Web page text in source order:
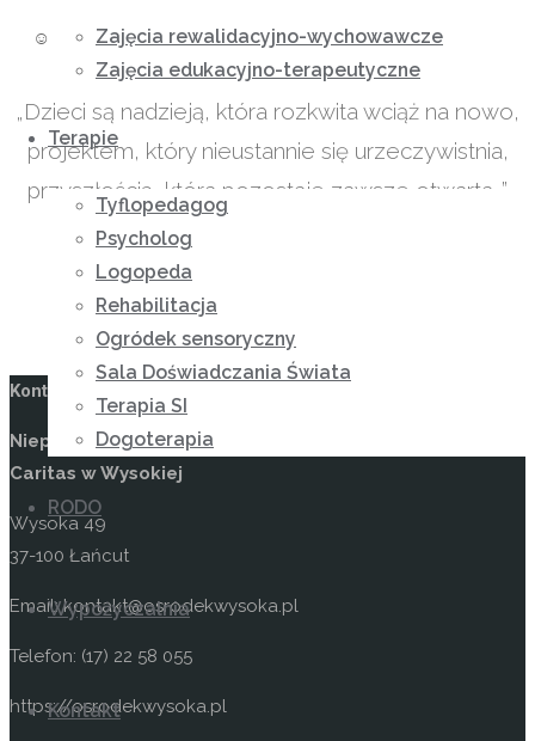
Zajęcia rewalidacyjno-wychowawcze
Zajęcia edukacyjno-terapeutyczne
Terapie
Tyflopedagog
Psycholog
Logopeda
Rehabilitacja
Ogródek sensoryczny
Sala Doświadczania Świata
Terapia SI
Dogoterapia
RODO
Wypożyczalnia
Kontakt
☺ ZACHĘCAMY DO WZIĘCIA UDZIAŁU W KONKURSIE ☺
„Dzieci są nadzieją, która rozkwita wciąż na nowo,
projektem, który nieustannie się urzeczywistnia,
przyszłością, która pozostaje zawsze otwarta…”
Kontakt
Niepubliczny Ośrodek Rewalidacyjno-Wychowawczy
Caritas w Wysokiej
Wysoka 49
37-100 Łańcut
Email: kontakt@osrodekwysoka.pl
Telefon: (17) 22 58 055
https://osrodekwysoka.pl